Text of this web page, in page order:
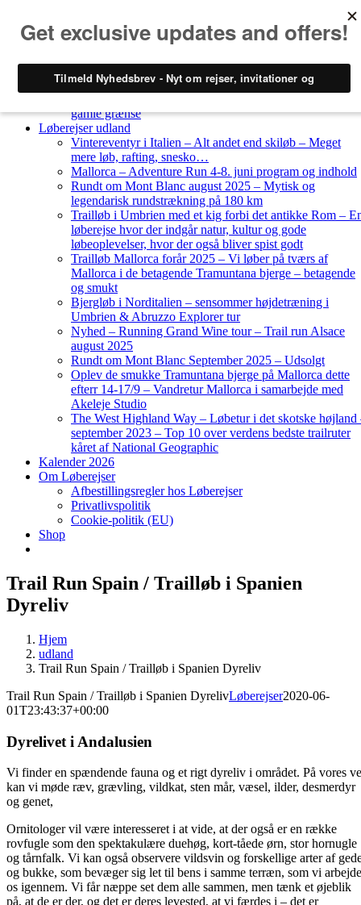
Løberejser Danmark
gamle grænse
Løberejser udland
Vintereventyr i Italien – Alt andet end skiløb – Meget
mere løb, rafting, snesko…
Mallorca – Adventure Run 4-8. juni program og indhold
Rundt om Mont Blanc august 2025 – Mytisk og
legendarisk rundstrækning på 180 km
Trailløb i Umbrien med et kig forbi det antikke Rom –
løberejse hvor der indgår natur, kultur og gode
løbeoplevelser, hvor der også bliver spist godt
Trailløb Mallorca forår 2025 – Vi løber på tværs af
Mallorca i de betagende Tramuntana bjerge – betagende
og smukt
Bjergløb i Norditalien – sensommer højdetræning i
Umbrien & Abruzzo Explorer tur
Nyhed – Running Grand Wine tour – Trail run Alsace
august 2025
Rundt om Mont Blanc September 2025 – Udsolgt
Oplev de smukke Tramuntana bjerge på Mallorca dette
efterr 14-17/9 – Vandretur Mallorca i samarbejde med
Akeleje Studio
The West Highland Way – Løbetur i det skotske højland
september 2023 – Top 10 over verdens bedste trailruter
kåret af National Geographic
Kalender 2026
Om Løberejser
Afbestillingsregler hos Løberejser
Privatlivspolitik
Cookie-politik (EU)
Shop
Trail Run Spain / Trailløb i Spanien
Dyreliv
Hjem
udland
Trail Run Spain / Trailløb i Spanien Dyreliv
Trail Run Spain / Trailløb i Spanien DyrelivLøberejser2020-06-
01T23:43:37+00:00
Dyrelivet i Andalusien
Vi finder en spændende fauna og et rigt dyreliv i området. På vores
kan vi møde ræv, grævling, vildkat, sten mår, væsel, ilder, desmerdyr
og genet,
Ornitologer vil være interesseret i at vide, at der også er en række
rovfugle som den spektakulære duehøg, kort-tåede ørn, stor hornugle
og tårnfalk. Vi kan også observere vildsvin og forskellige arter af
og bukke, som bevæger sig let til bens i samme terræn, som vi
os igennem. Vi får næppe set dem alle sammen, men tænk et øjeblik
på, at de er der, og det er deres levested, at vi færdes i – det er